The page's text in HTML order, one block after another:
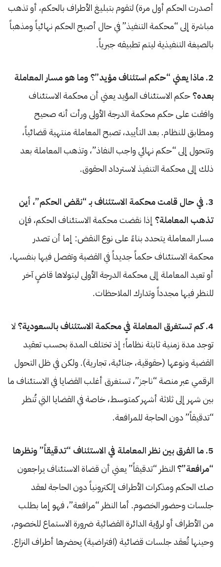
أصدرت الحكم أول مرة) لتقوم بتبليغ الأطراف بالحكم، أو تذهب
مباشرة إلى “محكمة التنفيذ” في حال أصبح الحكم نهائياً ومذهباً
بالصيغة التنفيذية ليتم تطبيقه جبرياً.
2. ماذا يعني “حكم استئناف مؤيد”؟ وما هو مسار المعاملة
بعده؟حكم الاستئناف المؤيد يعني أن محكمة الاستئناف
وافقت على حكم محكمة الدرجة الأولى ورأت أنه صحيح
ومطابق للنظام. بعد التأييد، تصبح المعاملة منتهية قضائياً،
وتتحول إلى “حكم نهائي واجب النفاذ”، وتذهب المعاملة بعد
ذلك إلى محكمة التنفيذ لاسترداد الحقوق.
3. في حال قامت محكمة الاستئناف بـ “نقض الحكم”، أين
تذهب المعاملة؟ إذا نقضت محكمة الاستئناف الحكم، فإن
مسار المعاملة يتحدد بناءً على نوع النقض: إما أن تصدر
محكمة الاستئناف حكماً جديداً في القضية وتفصل فيها بنفسها،
أو تعيد المعاملة إلى محكمة الدرجة الأولى ليتولاها قاضٍ آخر
للنظر فيها مجدداً وتدارك الملاحظات.
4. كم تستغرق المعاملة في محكمة الاستئناف بالسعودية؟
لا
توجد مدة زمنية ثابتة نظاماً؛ إذ تختلف المدة بحسب تعقيد
القضية ونوعها (حقوقية، جنائية، تجارية). ولكن في ظل التحول
الرقمي عبر منصة “ناجز”، تستغرق أغلب القضايا في الاستئناف ما
بين شهر إلى ثلاثة أشهر كمتوسط، خاصة في القضايا التي تُنظر
“تدقيقاً” دون الحاجة للمرافعة.
5. ما الفرق بين نظر المعاملة في الاستئناف “تدقيقاً” ونظرها
“مرافعة”؟ النظر “تدقيقاً” يعني أن قضاة الاستئناف يراجعون
صك الحكم ومذكرات الأطراف إلكترونياً دون الحاجة لعقد
جلسات وحضور الخصوم. أما النظر “مرافعة”، فهو إما بطلب
من الأطراف أو لرؤية الدائرة القضائية ضرورة الاستماع للخصوم،
وحينها تُعقد جلسات قضائية (افتراضية) يحضرها أطراف النزاع.